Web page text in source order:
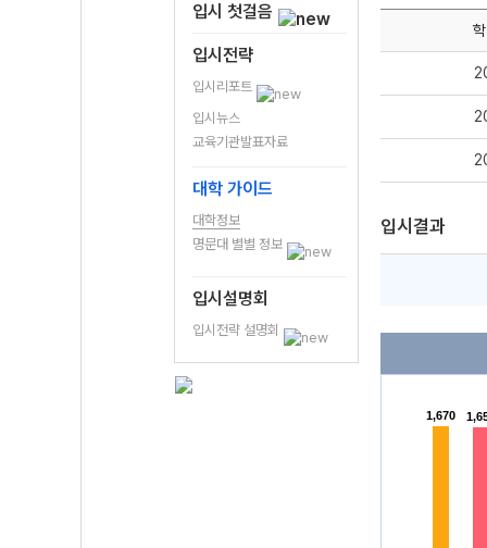
입시 첫걸음
입시전략
입시리포트
입시뉴스
교육기관발표자료
대학 가이드
대학정보
명문대 별별 정보
입시설명회
입시전략 설명회
입시결과
1,670
1,670